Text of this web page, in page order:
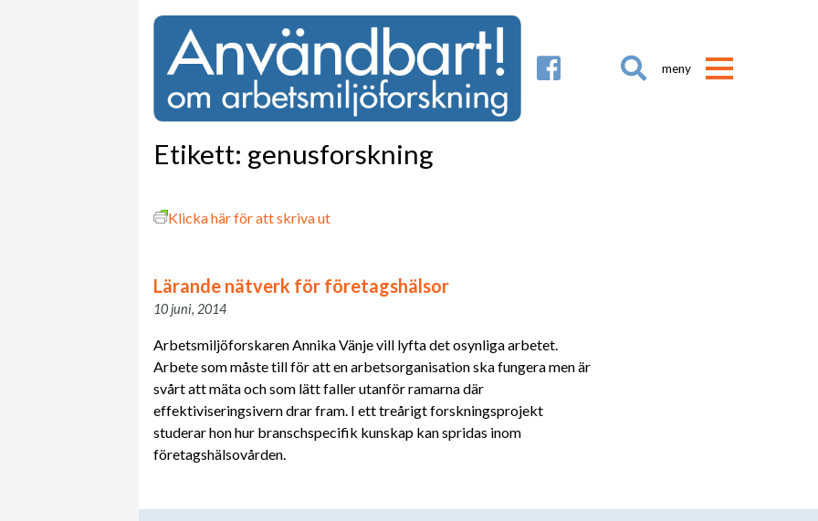

Etikett: genusforskning
Klicka här för att skriva ut
Lärande nätverk för företagshälsor
10 juni, 2014
Arbetsmiljöforskaren Annika Vänje vill lyfta det osynliga arbetet.
Arbete som måste till för att en arbetsorganisation ska fungera men är
svårt att mäta och som lätt faller utanför ramarna där
effektiviseringsivern drar fram. I ett treårigt forskningsprojekt
studerar hon hur branschspecifik kunskap kan spridas inom
företagshälsovården.